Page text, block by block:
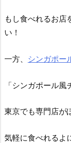
もし食べれるお店
い！
一方、 シンガポー
「シンガポール風
東京でも専門店が
気軽に食べれるよ